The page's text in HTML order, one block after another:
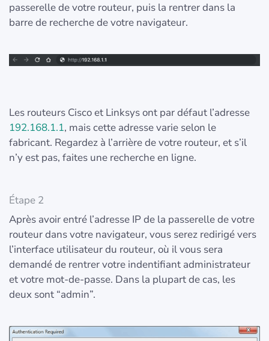
passerelle de votre routeur, puis la rentrer dans la
barre de recherche de votre navigateur.
Les routeurs Cisco et Linksys ont par défaut l’adresse
192.168.1.1, mais cette adresse varie selon le
fabricant. Regardez à l’arrière de votre routeur, et s’il
n’y est pas, faites une recherche en ligne.
Étape 2
Après avoir entré l’adresse IP de la passerelle de votre
routeur dans votre navigateur, vous serez redirigé vers
l’interface utilisateur du routeur, où il vous sera
demandé de rentrer votre indentifiant administrateur
et votre mot-de-passe. Dans la plupart de cas, les
deux sont “admin”.